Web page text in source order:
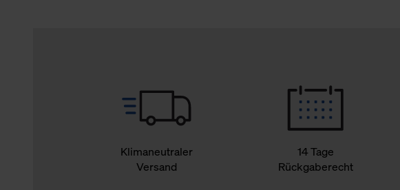
Klimaneutraler
Versand
14 Tage
Rückgaberecht